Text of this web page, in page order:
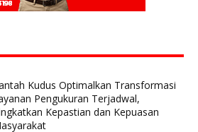
Kudus Optimalkan Transformasi
Pengukuran Terjadwal,
Kepastian dan Kepuasan